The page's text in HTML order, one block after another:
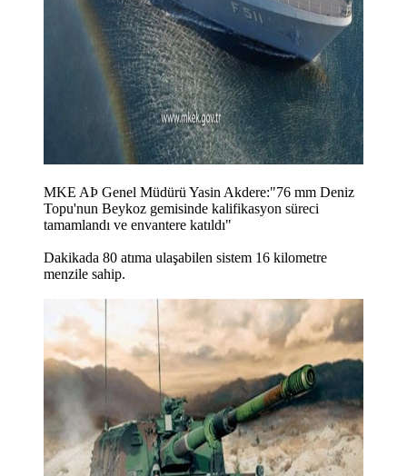
MKE AÞ Genel Müdürü Yasin Akdere:"76 mm Deniz
Topu'nun Beykoz gemisinde kalifikasyon süreci
tamamlandı ve envantere katıldı"
Dakikada 80 atıma ulaşabilen sistem 16 kilometre
menzile sahip.